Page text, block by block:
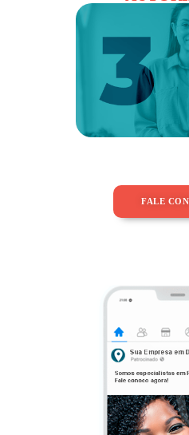
FALE